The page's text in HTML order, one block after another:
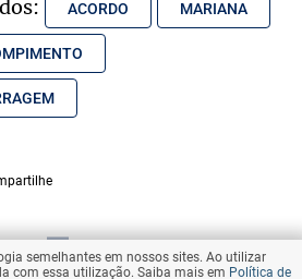
ACORDO MARIANA
AO TOPO
semelhantes em nossos sites. Ao utilizar
com essa utilização. Saiba mais em Política de